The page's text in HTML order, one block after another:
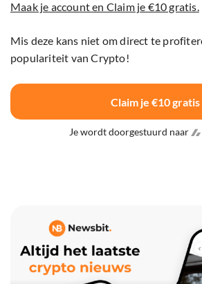
Maak je account en Claim je €10 gratis.
Mis deze kans niet om direct te
populariteit van Crypto!
Claim je €10 gratis
Je wordt doorgestuurd naar